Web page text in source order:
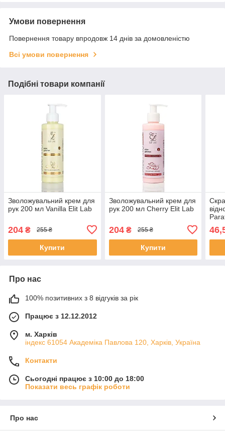
Умови повернення
Повернення товару впродовж 14 днів за домовленістю
Всі умови повернення
Подібні товари компанії
Зволожувальний крем для
рук 200 мл Vanilla Elit Lab
204 ₴ 255 ₴
Купити
Зволожувальний крем для
рук 200 мл Cherry Elit Lab
204₴ 255 ₴
Купити
Про нас
100% позитивних з 8 відгуків за рік
Працює з 12.12.2012
м. Харків
індекс 61054 Академіка Павлова 120, Харків, Україна
Контакти
Сьогодні працює з 10:00 до 18:00
Показати весь графік роботи
Про нас